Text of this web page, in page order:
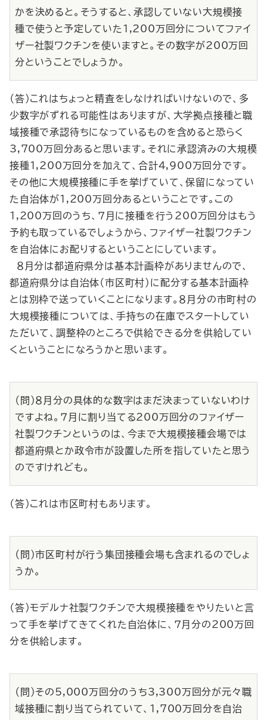
かを決めると。そうすると、承認していない大規模接
種で使うと予定していた1,200万回分についてファイ
ザー社製ワクチンを使いますと。その数字が200万回
分ということでしょうか。
（答）これはちょっと精査をしなければいけないので、多
少数字がずれる可能性はありますが、大学拠点接種と職
域接種で承認待ちになっているものを含めると恐らく
3,700万回分あると思います。それに承認済みの大規模
接種1,200万回分を加えて、合計4,900万回分です。
その他に大規模接種に手を挙げていて、保留になってい
た自治体が1,200万回分あるということです。この
1,200万回のうち、７月に接種を行う200万回分はもう
予約も取っているでしょうから、ファイザー社製ワクチン
を自治体にお配りするということにしています。
８月分は都道府県分は基本計画枠がありませんので、
都道府県分は自治体（市区町村）に配分する基本計画枠
とは別枠で送っていくことになります。８月分の市町村の
大規模接種については、手持ちの在庫でスタートしてい
ただいて、調整枠のところで供給できる分を供給してい
くということになろうかと思います。
（問）８月分の具体的な数字はまだ決まっていないわけ
ですよね。７月に割り当てる200万回分のファイザー
社製ワクチンというのは、今まで大規模接種会場では
都道府県とか政令市が設置した所を指していたと思う
のですけれども。
（答）これは市区町村もあります。
（問）市区町村が行う集団接種会場も含まれるのでしょ
うか。
（答）モデルナ社製ワクチンで大規模接種をやりたいと言
って手を挙げてきてくれた自治体に、７月分の200万回
分を供給します。
（問）その5,000万回分のうち3,300万回分が元々職
域接種に割り当てられていて、1,700万回分を自治